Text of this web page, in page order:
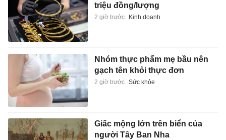
triệu đồng/lượng
2 giờ trước Kinh doanh
Nhóm thực phẩm mẹ bầu nên
gạch tên khỏi thực đơn
2 giờ trước Sức khỏe
Giấc mộng lớn trên biển của
người Tây Ban Nha